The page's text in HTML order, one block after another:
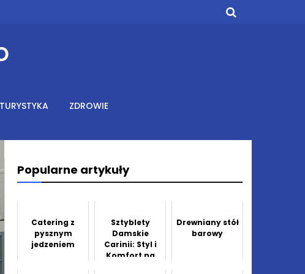
TURYSTYKA ZDROWIE
Popularne artykuły
Catering z
pysznym
jedzeniem
Sztyblety
Damskie
Carinii: Styl i
Komfort na
Drewniany stół
barowy